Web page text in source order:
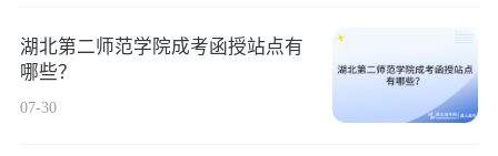
湖北第二师范学院成考函授站点有
哪些？
07-30